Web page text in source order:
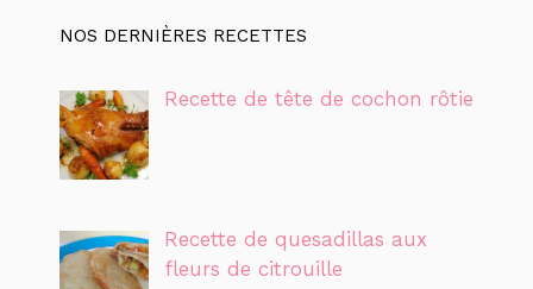
NOS DERNIÈRES RECETTES
Recette de tête de cochon rôtie
Recette de quesadillas aux
fleurs de citrouille